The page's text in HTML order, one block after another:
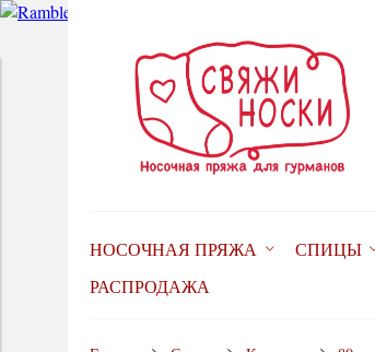
НОСОЧНАЯ ПРЯЖА СПИЦЫ
РАСПРОДАЖА